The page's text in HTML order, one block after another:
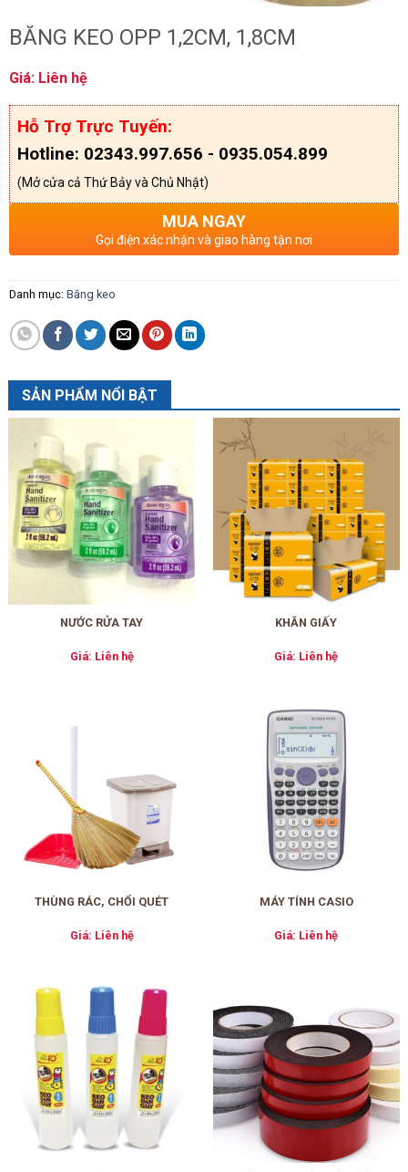
BĂNG KEO OPP 1,2CM, 1,8CM
Giá: Liên hệ
Hỗ Trợ Trực Tuyến:
Hotline: 02343.997.656 - 0935.054.899
(Mở cửa cả Thứ Bảy và Chủ Nhật)
MUA NGAY
Gọi điện xác nhận và giao hàng tận nơi
Danh mục: Băng keo
SẢN PHẨM NỔI BẬT
NƯỚC RỬA TAY
Giá: Liên hệ
KHĂN GIẤY
Giá: Liên hệ
THÙNG RÁC, CHỔI QUÉT
Giá: Liên hệ
MÁY TÍNH CASIO
Giá: Liên hệ